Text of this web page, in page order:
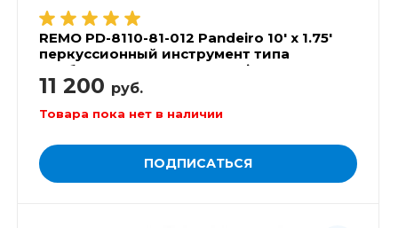
REMO PD-8110-81-012 Pandeiro 10' x 1.75'
перкуссионный инструмент типа
тамбурин, пандеиро Capoeira
11 200 руб.
Товара пока нет в наличии
ПОДПИСАТЬСЯ